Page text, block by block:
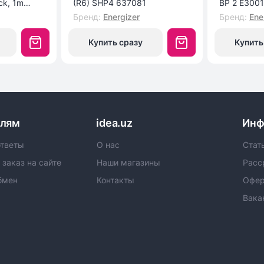
1m
(R6) SHP4 637081
Бренд: Energizer
Купить сразу
BP 2
Бренд:
на сайте
idea.uz
О нас
Наши магазины
Контакты